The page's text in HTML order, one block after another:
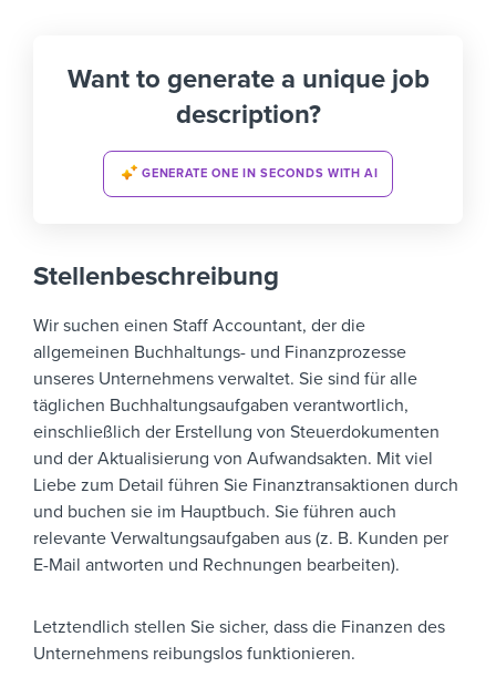
Want to generate a unique job
description?
GENERATE ONE IN SECONDS WITH AI
Stellenbeschreibung
Wir suchen einen Staff Accountant, der die
allgemeinen Buchhaltungs- und Finanzprozesse
unseres Unternehmens verwaltet. Sie sind für alle
täglichen Buchhaltungsaufgaben verantwortlich,
einschließlich der Erstellung von Steuerdokumenten
und der Aktualisierung von Aufwandsakten. Mit viel
Liebe zum Detail führen Sie Finanztransaktionen durch
und buchen sie im Hauptbuch. Sie führen auch
relevante Verwaltungsaufgaben aus (z. B. Kunden per
E-Mail antworten und Rechnungen bearbeiten).
Letztendlich stellen Sie sicher, dass die Finanzen des
Unternehmens reibungslos funktionieren.